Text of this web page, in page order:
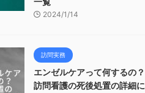
2024/1/14
訪問実務
エンゼルケアって何するの？
訪問看護の死後処置の詳細に